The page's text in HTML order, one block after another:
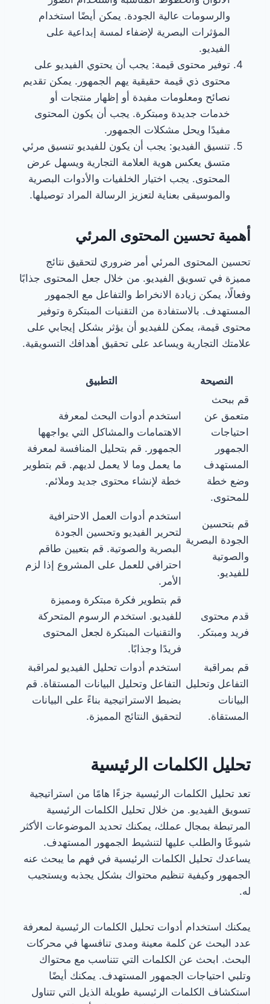
والرسومات عالية الجودة. يمكن أيضًا استخدام
المؤثرات البصرية لإضفاء لمسة إبداعية على
الفيديو.
توفير محتوى قيمة: يجب أن يحتوي الفيديو على
محتوى ذي قيمة حقيقية يهم الجمهور. يمكن تقديم
نصائح ومعلومات مفيدة أو إظهار منتجات أو
خدمات جديدة ومبتكرة. يجب أن يكون المحتوى
مفيدًا ويحل مشكلات الجمهور.
تنسيق الفيديو: يجب أن يكون للفيديو تنسيق مرئي
متسق يعكس هوية العلامة التجارية ويسهل عرض
المحتوى. يجب اختيار الخلفيات والأدوات البصرية
والموسيقى بعناية لتعزيز الرسالة المراد توصيلها.
أهمية تحسين المحتوى المرئي
تحسين المحتوى المرئي أمر ضروري لتحقيق نتائج
مميزة في تسويق الفيديو. من خلال جعل المحتوى جذابًا
وفعالًا، يمكن زيادة الانخراط والتفاعل مع الجمهور
المستهدف. بالاستفادة من التقنيات المبتكرة وتوفير
محتوى قيمة، يمكن للفيديو أن يؤثر بشكل إيجابي على
علامتك التجارية ويساعد على تحقيق أهدافك التسويقية.
النصيحة
التطبيق
قم ببحث
متعمق عن
احتياجات
الجمهور
المستهدف
وضع خطة
للمحتوى.
استخدم أدوات البحث لمعرفة
الاهتمامات والمشاكل التي يواجهها
الجمهور. قم بتحليل المنافسة لمعرفة
ما يعمل وما لا يعمل لديهم. قم بتطوير
خطة لإنشاء محتوى جديد وملائم.
قم بتحسين
الجودة البصرية
والصوتية
للفيديو.
استخدم أدوات العمل الاحترافية
لتحرير الفيديو وتحسين الجودة
البصرية والصوتية. قم بتعيين طاقم
احترافي للعمل على المشروع إذا لزم
الأمر.
قدم محتوى
فريد ومبتكر.
قم بتطوير فكرة مبتكرة ومميزة
للفيديو. استخدم الرسوم المتحركة
والتقنيات المبتكرة لجعل المحتوى
فريدًا وجذابًا.
قم بمراقبة
التفاعل وتحليل
البيانات
المستقاة.
استخدم أدوات تحليل الفيديو لمراقبة
التفاعل وتحليل البيانات المستقاة. قم
بضبط الاستراتيجية بناءً على البيانات
لتحقيق النتائج المميزة.
تحليل الكلمات الرئيسية
تعد تحليل الكلمات الرئيسية جزءًا هامًا من استراتيجية
تسويق الفيديو. من خلال تحليل الكلمات الرئيسية
المرتبطة بمجال عملك، يمكنك تحديد الموضوعات الأكثر
شيوعًا والطلب عليها لتنشيط الجمهور المستهدف.
يساعدك تحليل الكلمات الرئيسية في فهم ما يبحث عنه
الجمهور وكيفية تنظيم محتواك بشكل يجذبه ويستجيب
له.
يمكنك استخدام أدوات تحليل الكلمات الرئيسية لمعرفة
عدد البحث عن كلمة معينة ومدى تنافسها في محركات
البحث. ابحث عن الكلمات التي تتناسب مع محتواك
وتلبي احتياجات الجمهور المستهدف. يمكنك أيضًا
استكشاف الكلمات الرئيسية طويلة الذيل التي تتناول